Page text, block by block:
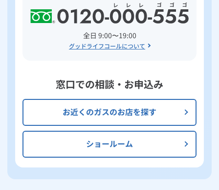
全日 9:00〜19:00
グッドライフコールについて
窓口での相談・お申込み
お近くのガスのお店を探す
ショールーム